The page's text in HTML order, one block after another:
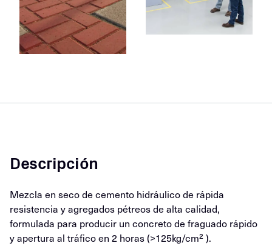
Descripción
Mezcla en seco de cemento hidráulico de rápida
resistencia y agregados pétreos de alta calidad,
formulada para producir un concreto de fraguado rápido
y apertura al tráfico en 2 horas (>125kg/cm² ).